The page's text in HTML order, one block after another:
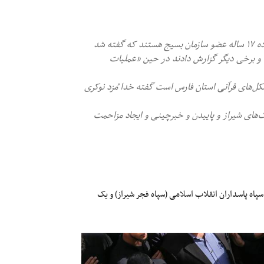
-پاسدار محمد اسلامی ۲۱ ساله عضو «سپاه فجر» و محمد سجادی‌زاده ۱۷ ساله عضو سازمان بسیج هستند که گفته شد
برخی دیگر گزارش دادند در حین «عملیات
قرآنی استان فارس است گفته خدا مُزد نوکری
شیراز و پاییدن و خبرچینی و ایجاد مزاحمت
پاسداران انقلاب اسلامی (سپاه فجر شیراز) و یک